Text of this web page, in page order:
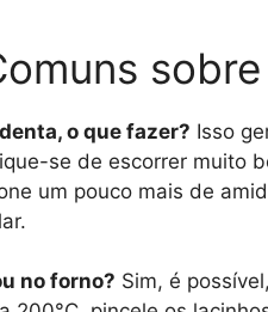
sobre
o que fazer? Isso
se de escorrer muito
um pouco mais de
no forno? Sim, é